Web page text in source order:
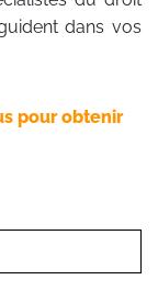
dans vos
pour obtenir